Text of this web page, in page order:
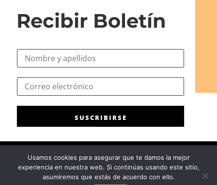
Recibir Boletín
N
r
*
o
r
e
*
C
o
e
c
SUSCRIBIRSE
Consejo General de la Psicología de España|Privacidad|Aviso
Legal| Política de cookies
Usamos cookies para asegurar que te damos la mejor
experiencia en nuestra web. Si continúas usando este sitio,
asumiremos que estás de acuerdo con ello.